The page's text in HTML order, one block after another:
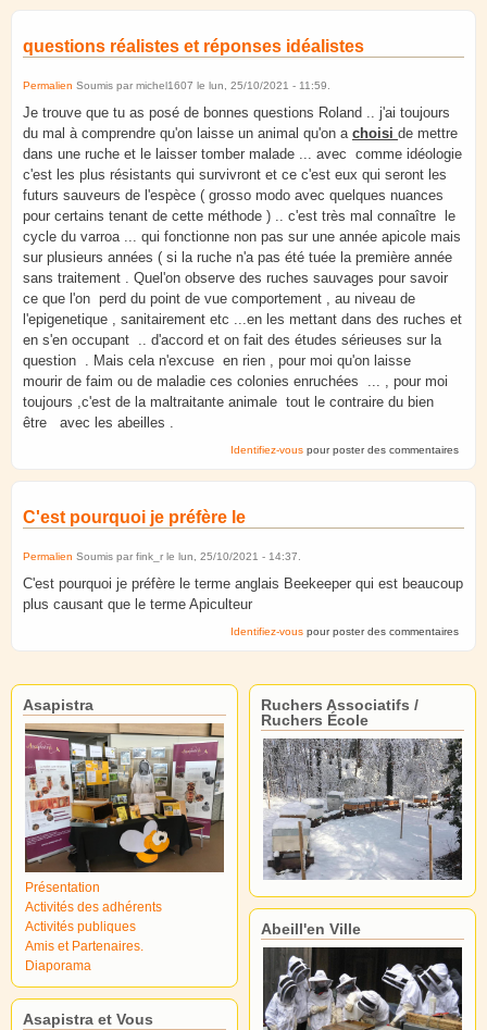
questions réalistes et réponses idéalistes
Permalien Soumis par michel1607 le lun, 25/10/2021 - 11:59
Je trouve que tu as posé de bonnes questions Roland .. j'ai toujours
du mal à comprendre qu'on laisse un animal qu'on a choisi de mettre
dans une ruche et le laisser tomber malade ... avec comme idéologie
c'est les plus résistants qui survivront et ce c'est eux qui seront les
futurs sauveurs de l'espèce ( grosso modo avec quelques nuances
pour certains tenant de cette méthode ) .. c'est très mal connaître le
cycle du varroa ... qui fonctionne non pas sur une année apicole mais
sur plusieurs années ( si la ruche n'a pas été tuée la première année
sans traitement . Quel'on observe des ruches sauvages pour savoir
ce que l'on perd du point de vue comportement , au niveau de
l'epigenetique , sanitairement etc ...en les mettant dans des ruches et
en s'en occupant .. d'accord et on fait des études sérieuses sur la
question . Mais cela n'excuse en rien , pour moi qu'on laisse
mourir de faim ou de maladie ces colonies enruchées ... , pour moi
toujours ,c'est de la maltraitante animale tout le contraire du bien
être avec les abeilles .
Identifiez-vous pour poster des commentaires
C'est pourquoi je préfère le
Permalien Soumis par fink_r le lun, 25/10/2021 - 14:37
C'est pourquoi je préfère le terme anglais Beekeeper qui est beaucoup
plus causant que le terme Apiculteur
Identifiez-vous pour poster des commentaires
Asapistra
Présentation
Activités des adhérents
Activités publiques
Amis et Partenaires.
Diaporama
Asapistra et Vous
Ruchers Associatifs /
Ruchers École
Abeill'en Ville